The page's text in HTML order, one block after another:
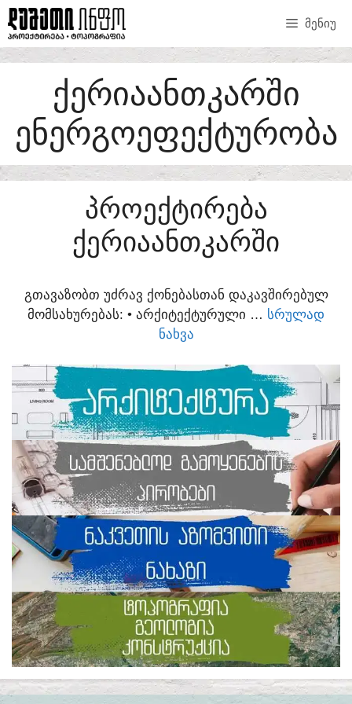
SKIP
TO
CONTENT
ᲛᲔᲜᲘᲣ
ᲥᲔᲠᲘᲐᲐᲜᲗᲙᲐᲠᲨᲘ
ᲔᲜᲔᲠᲒᲝᲔᲤᲔᲥᲢᲣᲠᲝᲑᲐ
ᲞᲠᲝᲔᲥᲢᲘᲠᲔᲑᲐ
ᲥᲔᲠᲘᲐᲐᲜᲗᲙᲐᲠᲨᲘ
ᲒᲗᲐᲕᲐᲖᲝᲑᲗ ᲣᲫᲠᲐᲕ ᲥᲝᲜᲔᲑᲐᲡᲗᲐᲜ ᲓᲐᲙᲐᲕᲨᲘᲠᲔᲑᲣᲚ
ᲛᲝᲛᲡᲐᲮᲣᲠᲔᲑᲐᲡ:​ • ᲐᲠᲥᲘᲢᲔᲥᲢᲣᲠᲣᲚᲘ … ᲡᲠᲣᲚᲐᲓ
ᲜᲐᲮᲕᲐ